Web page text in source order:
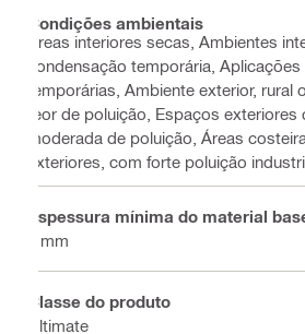
Condições ambientais
Áreas interiores secas, Ambientes
condensação temporária,
temporárias, Ambiente exterior, rural
teor de poluição, Espaços
moderada de poluição, Áreas
exteriores, com forte poluição
Espessura mínima do material
8 mm
Classe do produto
Ultimate